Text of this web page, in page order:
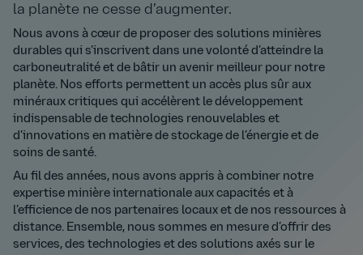
la planète ne cesse d’augmenter.
Nous avons à cœur de proposer des solutions minières
durables qui s’inscrivent dans une volonté d’atteindre la
carboneutralité et de bâtir un avenir meilleur pour notre
planète. Nos efforts permettent un accès plus sûr aux
minéraux critiques qui accélèrent le développement
indispensable de technologies renouvelables et
d’innovations en matière de stockage de l’énergie et de
soins de santé.
Au fil des années, nous avons appris à combiner notre
expertise minière internationale aux capacités et à
l’efficience de nos partenaires locaux et de nos ressources à
distance. Ensemble, nous sommes en mesure d’offrir des
services, des technologies et des solutions axés sur le